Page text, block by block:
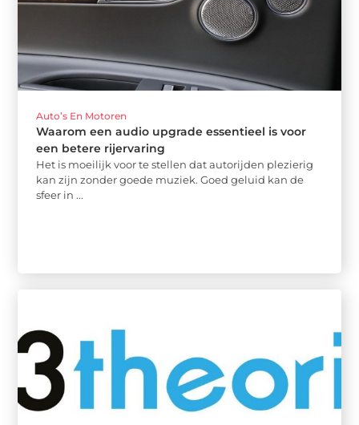
Auto’s En Motoren
Waarom een audio upgrade essentieel is voor
een betere rijervaring
Het is moeilijk voor te stellen dat autorijden plezierig
kan zijn zonder goede muziek. Goed geluid kan de
sfeer in ...